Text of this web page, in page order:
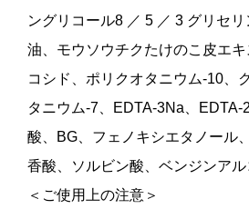
ングリコール8 ／ 5 ／ 3 グリセ
油、モウソウチクたけのこ皮エ
コシド、ポリクオタニウム-10、
タニウム-7、EDTA-3Na、EDTA-
酸、BG、フェノキシエタノール
香酸、ソルビン酸、ベンジンア
＜ご使用上の注意＞